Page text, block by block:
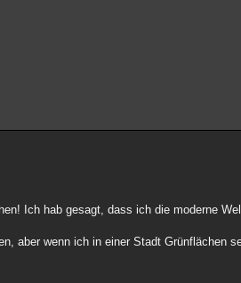
Ich hab gesagt, dass ich die moderne
aber wenn ich in einer Stadt Grünflächen